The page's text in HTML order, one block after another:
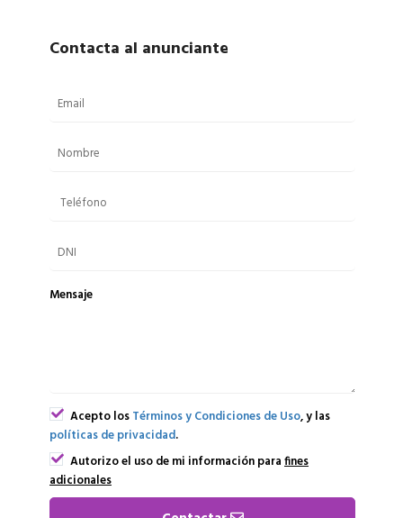
Contacta al anunciante
Mensaje
Acepto losTérminos y Condiciones de Uso, y las
políticas de privacidad.
Autorizo el uso de mi información parafines
adicionales